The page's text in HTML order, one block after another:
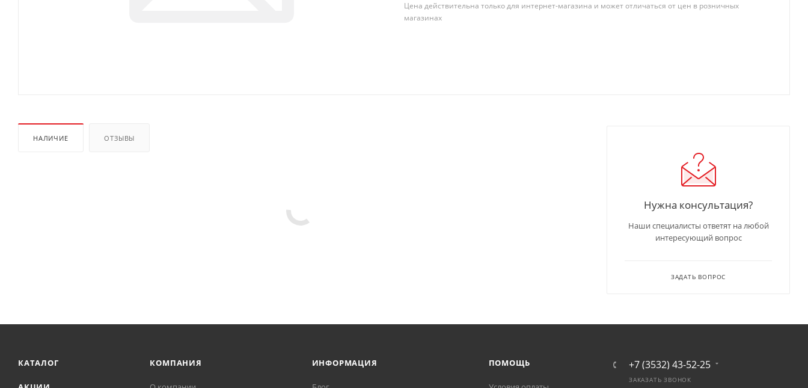
Цена действительна только для интернет-магазина и может отличаться от цен в розничных
магазинах
НАЛИЧИЕ ОТЗЫВЫ
Нужна консультация?
Наши специалисты ответят на любой
интересующий вопрос
ЗАДАТЬ ВОПРОС
КАТАЛОГ КОМПАНИЯ ИНФОРМАЦИЯ ПОМОЩЬ +7 (3532) 43-52-25
ЗАКАЗАТЬ ЗВОНОК